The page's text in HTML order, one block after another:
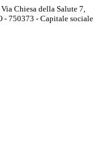
Chiesa della Salute 7,
- 750373 - Capitale sociale